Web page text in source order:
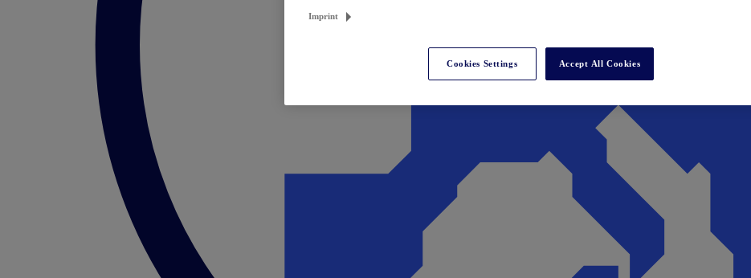
Imprint
Cookies Settings Accept All Cookies